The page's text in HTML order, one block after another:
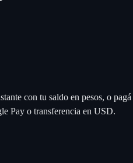
con tu saldo en pesos, o pagá
Pay o transferencia en USD.